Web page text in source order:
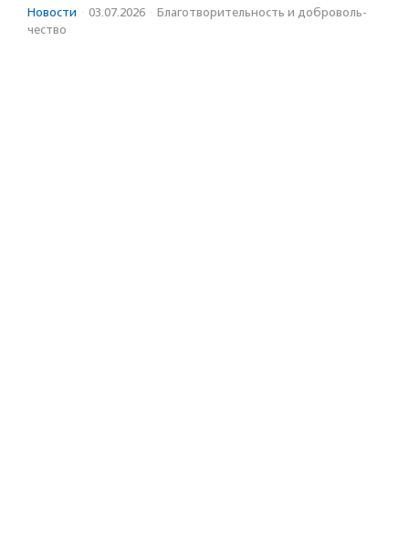
Новости · 03.07.2026 · Благотвори­тель­ность и доброволь­
чест­во